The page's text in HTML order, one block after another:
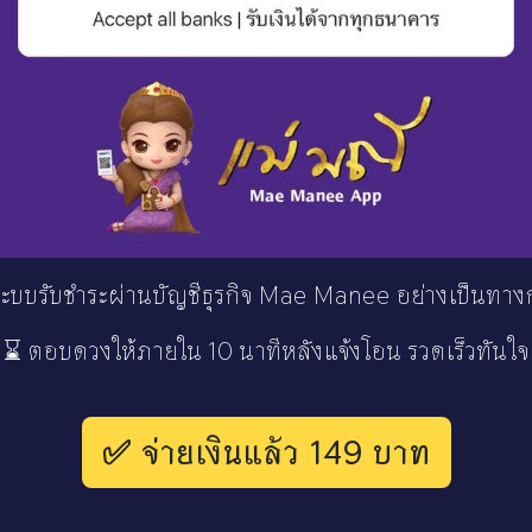
ะบบรับชำระผ่านบัญชีธุรกิจ Mae Manee อย่างเป็นทาง
⌛ ตอบดวงให้ภายใน 10 นาทีหลังแจ้งโอน รวดเร็วทันใจ
✅ จ่ายเงินแล้ว 149 บาท